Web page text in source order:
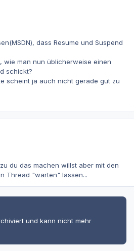
dass Resume und Suspend
wie man nun üblicherweise einen
schickt?
scheint ja auch nicht gerade gut zu
du das machen willst aber mit den
Thread "warten" lassen...
und kann nicht mehr